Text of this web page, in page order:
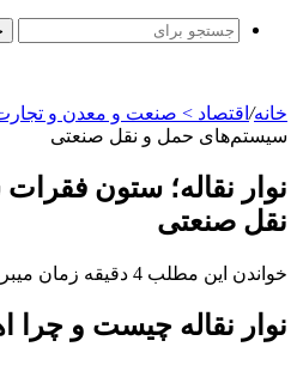
خانه/ اقتصاد > صنعت و معدن و
سیستم‌های حمل و نقل صنعتی
نوار نقاله؛ ستون
نقل صنعتی
خواندن این مطلب 4 دقیقه زمان میبرد
نوار نقاله چیست و چرا